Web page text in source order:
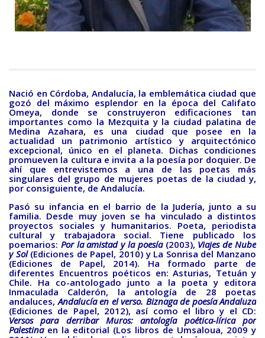
BAQUIANA – Año XXVII / Nº 137 – 138 / Enero – Junio 2026
(Cuento III)
BAQUIANA – Año XXVII / Nº 137 – 138 / Enero – Junio 2026
(Reseña II)
Ensayo
BAQUIANA – Año XXVII / Nº 137 – 138 / Enero – Junio 2026
(Ensayo)
Entrevista
(Entrevista)
Opinión
BAQUIANA – Año XXVII / Nº 137 – 138 / Enero – Junio 2026
(Opinión I)
Teatro
BAQUIANA – Año XXVII / Nº 137 – 138 / Enero – Junio 2026
(TEATRO)
Nació en Córdoba, Andalucía, la emblemática ciudad que
gozó del máximo esplendor en la época del Califato
Omeya, donde se construyeron edificaciones tan
importantes como la Mezquita y la ciudad palatina de
Medina Azahara, es una ciudad que posee en la
actualidad un patrimonio artístico y arquitectónico
excepcional, único en el planeta. Dichas condiciones
promueven la cultura e invita a la poesía por doquier. De
ahí que entrevistemos a una de las poetas más
singulares del grupo de mujeres poetas de la ciudad y,
por consiguiente, de Andalucía.
Pasó su infancia en el barrio de la Judería, junto a su
familia. Desde muy joven se ha vinculado a distintos
proyectos sociales y humanitarios. Poeta, periodista
cultural y trabajadora social. Tiene publicado los
poemarios: Por la amistad y la poesía(2003), Viajes de Nube
y Sol(Ediciones de Papel, 2010) y La Sonrisa del Manzano
(Ediciones de Papel, 2014). Ha formado parte de
diferentes Encuentros poéticos en: Asturias, Tetuán y
Chile. Ha co-antologado junto a la poeta y editora
Inmaculada Calderón, la antología de 28 poetas
andaluces,Andalucía en el verso. Biznaga de poesía Andaluza
(Ediciones de Papel, 2012), así como el libro y el CD:
Versos para derribar Muros: antología poética-lírica por
Palestina en la editorial (Los libros de Umsaloua, 2009 y